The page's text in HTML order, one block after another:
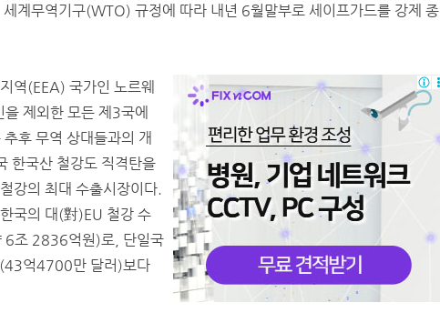
계무역기구(WTO) 규정에 따라 내년 6월말부로 세이프가드를 강제 종
역(EEA) 국가인 노르웨
제외한 모든 제3국에
후 무역 상대들과의 개
한국산 철강도 직격탄을
강의 최대 수출시장이다.
국의 대(對)EU 철강 수
조 2836억원)로, 단일국
억4700만 달러)보다